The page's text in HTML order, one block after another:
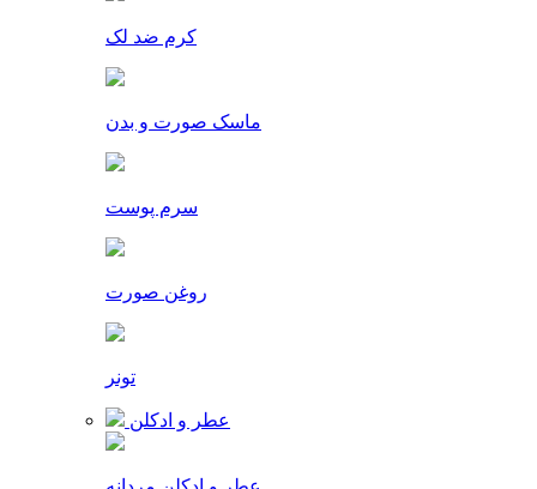
کرم ضد لک
ماسک صورت و بدن
سرم پوست
روغن صورت
تونر
عطر و ادکلن